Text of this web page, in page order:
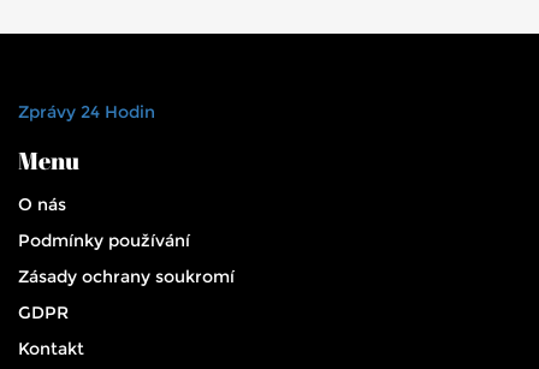
Zprávy 24 Hodin
Menu
O nás
Podmínky používání
Zásady ochrany soukromí
GDPR
Kontakt